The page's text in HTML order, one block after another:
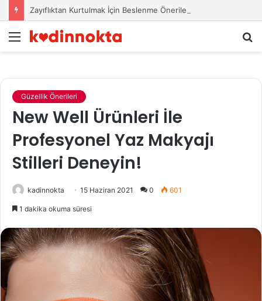
Zayıflıktan Kurtulmak İçin Beslenme Önerileri
Menü
Güzellik Önerileri
New Well Ürünleri İle
Profesyonel Yaz Makyajı
Stilleri Deneyin!
kadinnokta 15 Haziran 2021 0 601
1 dakika okuma süresi